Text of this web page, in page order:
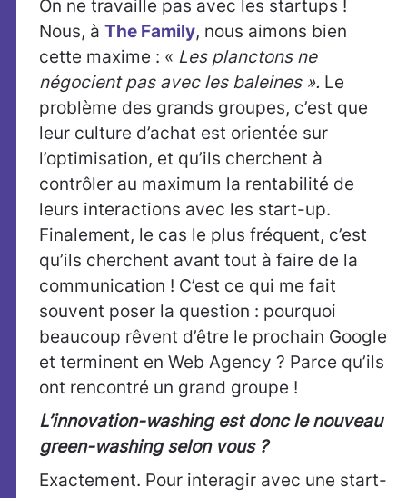
On ne travaille pas avec les startups !
Nous, à The Family, nous aimons bien
cette maxime : « Les planctons ne
négocient pas avec les baleines ». Le
problème des grands groupes, c’est que
leur culture d’achat est orientée sur
l’optimisation, et qu’ils cherchent à
contrôler au maximum la rentabilité de
leurs interactions avec les start-up.
Finalement, le cas le plus fréquent, c’est
qu’ils cherchent avant tout à faire de la
communication ! C’est ce qui me fait
souvent poser la question : pourquoi
beaucoup rêvent d’être le prochain Google
et terminent en Web Agency ? Parce qu’ils
ont rencontré un grand groupe !
L’innovation-washing est donc le nouveau
green-washing selon vous ?
Exactement. Pour interagir avec une start-